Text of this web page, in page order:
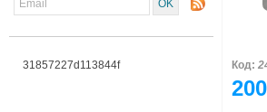
31857227d113844f Код: